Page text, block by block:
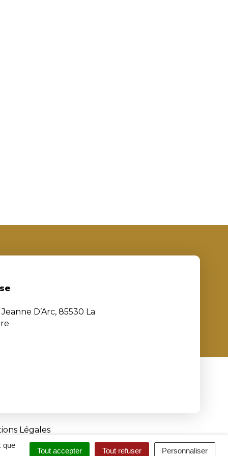
que
Tout accepter Tout refuser Personnaliser
D’Arc, 85530 La
Légales